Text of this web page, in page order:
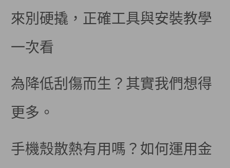
來別硬撬，正確工具與安裝教學
一次看
為降低刮傷而生？其實我們想得
更多。
手機殼散熱有用嗎？如何運用金